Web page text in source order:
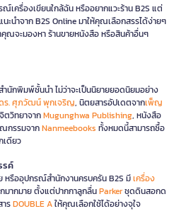
เครื่องเขียนใกล้ฉัน หรืออยากแวะร้าน B2S แต่
นะนำจาก B2S Online มาให้คุณเลือกสรรได้ง่ายๆ
ณจะมองหา ร้านขายหนังสือ หรือสินค้าอื่นๆ
นักพิมพ์ชั้นนำ ไม่ว่าจะเป็นนิยายยอดนิยมอย่าง
ร. ศุภวัฒน์ พุกเจริญ, นิตยสารอัปเดตจากเพ็ญ
ตวิทยาจากMugunghwa Publishing, หนังสือ
กรรมจากNanmeebooks ทั้งหมดนี้สามารถซื้อ
เดียว
รค์
หรืออุปกรณ์สำนักงานครบครัน B2S มีเครื่อง
กมากมาย ตั้งแต่ปากกาลูกลื่นParkerชุดดินสอกด
รDOUBLE Aให้คุณเลือกใช้ได้อย่างจุใจ